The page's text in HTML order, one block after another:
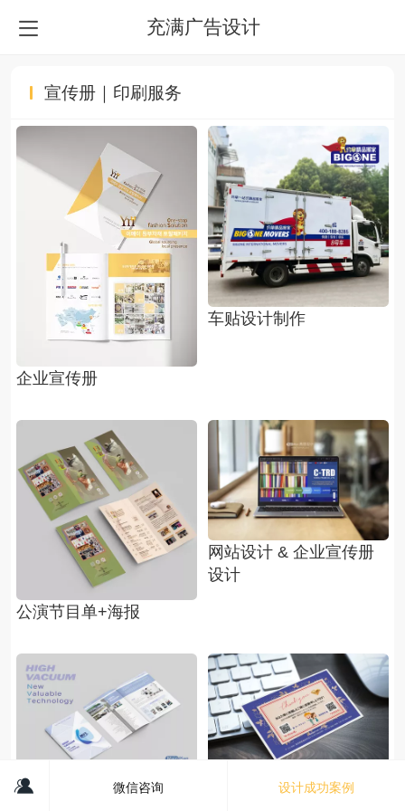
充满广告设计
宣传册｜印刷服务
企业宣传册
车贴设计制作
公演节目单+海报
网站设计 & 企业宣传册
设计
NVT宣传册 国外公司设计与制作
微信咨询 设计成功案例